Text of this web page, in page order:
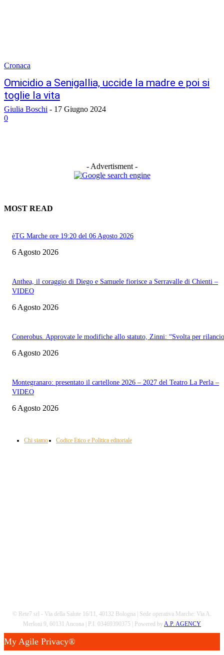
Cronaca
Omicidio a Senigallia, uccide la madre e poi si
toglie la vita
Giulia Boschi - 17 Giugno 2024
0
- Advertisment -
MOST READ
èTG Marche ore 19:20 del 06 Agosto 2026
6 Agosto 2026
Anthea, il coraggio di Diego e Samuele fiorisce a Serravalle di Chienti –
VIDEO
6 Agosto 2026
Conerobus. Approvate le modifiche allo statuto, Zinni: “Svolta per
6 Agosto 2026
Montegranaro: presentato il cartellone 2026 – 2027 del Teatro La Perla –
VIDEO
6 Agosto 2026
Chi siamo Codice Etico e Politica editoriale
© Rete7 srl - Via della Salute 16/11, 40132 Bologna | Sede operativa Marche: Via A.
Merloni 9, 60131 Ancona | P.I. 03469390375 | Powered by A.P. AGENCY
My Agile Privacy®